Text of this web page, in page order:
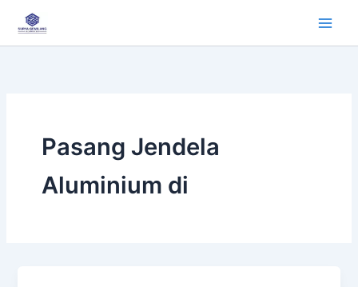
konten
Pasang Jendela
Aluminium di